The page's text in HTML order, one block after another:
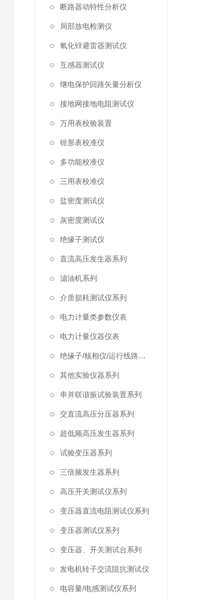
断路器动特性分析仪
局部放电检测仪
氧化锌避雷器测试仪
互感器测试仪
继电保护回路矢量分析仪
接地网接地电阻测试仪
万用表校验装置
钳形表校准仪
多功能校准仪
三用表校准仪
盐密度测试仪
灰密度测试仪
绝缘子测试仪
直流高压发生器系列
滤油机系列
介质损耗测试仪系列
电力计量类参数仪表
电力计量仪器仪表
绝缘子/核相仪/运行线路试验仪器
其他实验仪器系列
串并联谐振试验装置系列
交直流高压分压器系列
超低频高压发生器系列
试验变压器系列
三倍频发生器系列
高压开关测试仪系列
变压器直流电阻测试仪系列
变压器测试仪系列
变压器、开关测试台系列
发电机转子交流阻抗测试仪
电容量/电感测试仪系列